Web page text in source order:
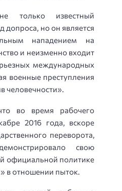
известный
но он является
нападением на
и неизменно входит
международных
военные преступления
человечности».
во время рабочего
2016 года, вскоре
переворота,
свою
официальной политике
в отношении пыток.